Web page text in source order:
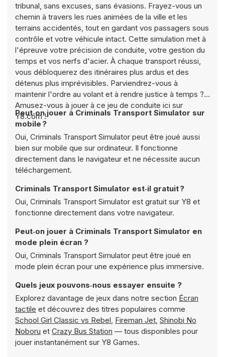
tribunal, sans excuses, sans évasions. Frayez-vous un
chemin à travers les rues animées de la ville et les
terrains accidentés, tout en gardant vos passagers sous
contrôle et votre véhicule intact. Cette simulation met à
l'épreuve votre précision de conduite, votre gestion du
temps et vos nerfs d'acier. À chaque transport réussi,
vous débloquerez des itinéraires plus ardus et des
détenus plus imprévisibles. Parviendrez-vous à
maintenir l'ordre au volant et à rendre justice à temps ?
Amusez-vous à jouer à ce jeu de conduite ici sur
Y8.com !
Peut‑on jouer à Criminals Transport Simulator sur
mobile ?
Oui, Criminals Transport Simulator peut être joué aussi
bien sur mobile que sur ordinateur. Il fonctionne
directement dans le navigateur et ne nécessite aucun
téléchargement.
Criminals Transport Simulator est‑il gratuit ?
Oui, Criminals Transport Simulator est gratuit sur Y8 et
fonctionne directement dans votre navigateur.
Peut‑on jouer à Criminals Transport Simulator en
mode plein écran ?
Oui, Criminals Transport Simulator peut être joué en
mode plein écran pour une expérience plus immersive.
Quels jeux pouvons‑nous essayer ensuite ?
Explorez davantage de jeux dans notre section Écran
tactile et découvrez des titres populaires comme
School Girl Classic vs Rebel, Fireman Jet, Shinobi No
Noboru et Crazy Bus Station — tous disponibles pour
jouer instantanément sur Y8 Games.